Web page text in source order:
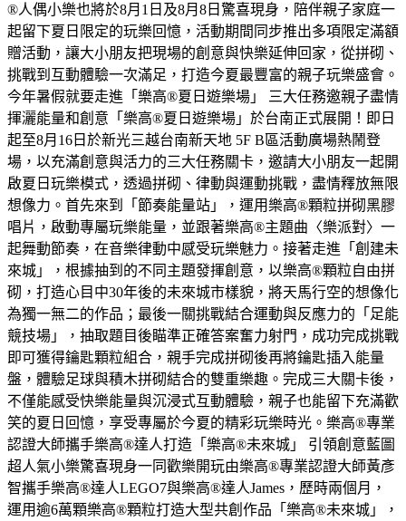
®人偶小樂也將於8月1日及8月8日驚喜現身，陪伴親子家庭一
起留下夏日限定的玩樂回憶，活動期間同步推出多項限定滿額
贈活動，讓大小朋友把現場的創意與快樂延伸回家，從拼砌、
挑戰到互動體驗一次滿足，打造今夏最豐富的親子玩樂盛會。
今年暑假就要走進「樂高®夏日遊樂場」 三大任務邀親子盡情
揮灑能量和創意「樂高®夏日遊樂場」於台南正式展開！即日
起至8月16日於新光三越台南新天地 5F B區活動廣場熱鬧登
場，以充滿創意與活力的三大任務關卡，邀請大小朋友一起開
啟夏日玩樂模式，透過拼砌、律動與運動挑戰，盡情釋放無限
想像力。首先來到「節奏能量站」，運用樂高®顆粒拼砌黑膠
唱片，啟動專屬玩樂能量，並跟著樂高®主題曲〈樂派對〉一
起舞動節奏，在音樂律動中感受玩樂魅力。接著走進「創建未
來城」，根據抽到的不同主題發揮創意，以樂高®顆粒自由拼
砌，打造心目中30年後的未來城市樣貌，將天馬行空的想像化
為獨一無二的作品；最後一關挑戰結合運動與反應力的「足能
競技場」，抽取題目後瞄準正確答案奮力射門，成功完成挑戰
即可獲得鑰匙顆粒組合，親手完成拼砌後再將鑰匙插入能量
盤，體驗足球與積木拼砌結合的雙重樂趣。完成三大關卡後，
不僅能感受快樂能量與沉浸式互動體驗，親子也能留下充滿歡
笑的夏日回憶，享受專屬於今夏的精彩玩樂時光。樂高®專業
認證大師攜手樂高®達人打造「樂高®未來城」 引領創意藍圖
超人氣小樂驚喜現身一同歡樂開玩由樂高®專業認證大師黃彥
智攜手樂高®達人LEGO7與樂高®達人James，歷時兩個月，
運用逾6萬顆樂高®顆粒打造大型共創作品「樂高®未來城」，